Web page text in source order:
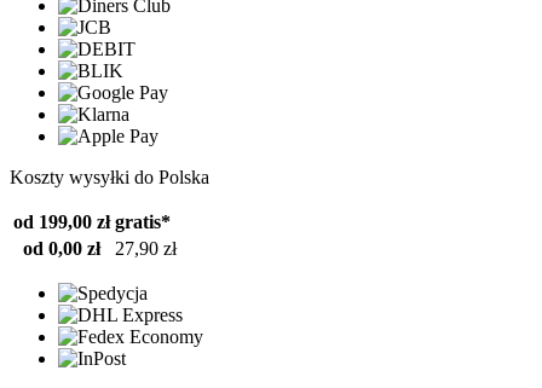
Koszty wysyłki do Polska
od 199,00 zł gratis*
od 0,00 zł
27,90 zł